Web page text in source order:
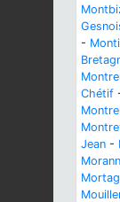
-
Chétif
Jean -